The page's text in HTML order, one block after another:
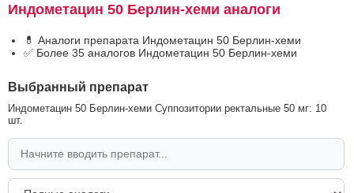
Индометацин 50 Берлин-хеми аналоги
💊 Аналоги препарата Индометацин 50 Берлин-хеми
✅ Более 35 аналогов Индометацин 50 Берлин-хеми
Выбранный препарат
Индометацин 50 Берлин-хеми Суппозитории ректальные 50 мг: 10
шт.